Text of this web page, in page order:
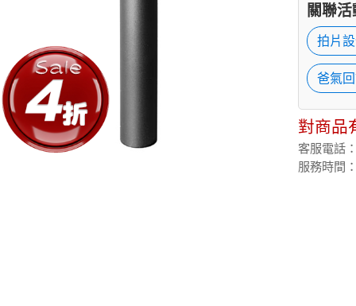
關聯
拍片
爸氣
對商品
客服電話
服務時間